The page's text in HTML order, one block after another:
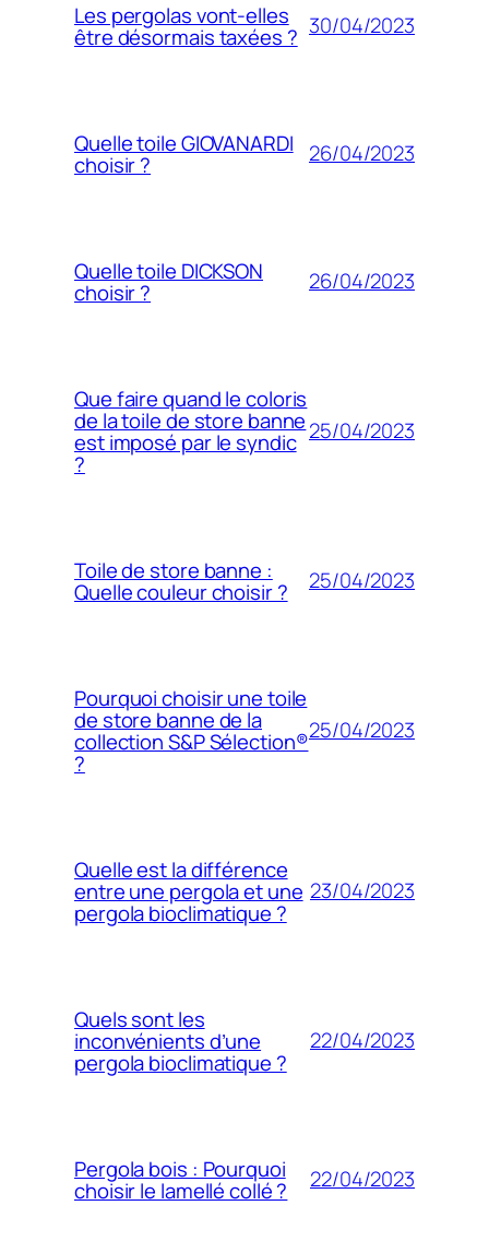
Les pergolas vont-elles
être désormais taxées ? 30/04/2023
Quelle toile GIOVANARDI
choisir ? 26/04/2023
Quelle toile DICKSON
choisir ? 26/04/2023
Que faire quand le coloris
de la toile de store banne
est imposé par le syndic
?
25/04/2023
Toile de store banne :
Quelle couleur choisir ? 25/04/2023
Pourquoi choisir une toile
de store banne de la
collection S&P Sélection®
?
25/04/2023
Quelle est la différence
entre une pergola et une
pergola bioclimatique ?
23/04/2023
Quels sont les
inconvénients d’une
pergola bioclimatique ?
22/04/2023
Pergola bois : Pourquoi
choisir le lamellé collé ? 22/04/2023